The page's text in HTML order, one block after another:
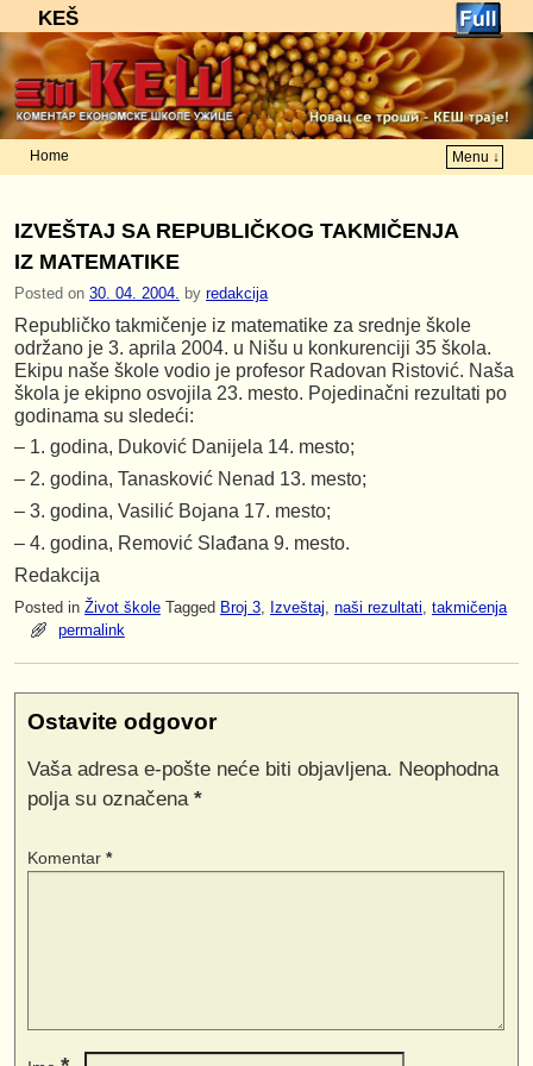
KEŠ
Home
Menu ↓
IZVEŠTAJ SA REPUBLIČKOG TAKMIČENJA
IZ MATEMATIKE
Posted on 30. 04. 2004. by redakcija
Republičko takmičenje iz matematike za srednje škole
održano je 3. aprila 2004. u Nišu u konkurenciji 35 škola.
Ekipu naše škole vodio je profesor Radovan Ristović. Naša
škola je ekipno osvojila 23. mesto. Pojedinačni rezultati po
godinama su sledeći:
– 1. godina, Duković Danijela 14. mesto;
– 2. godina, Tanasković Nenad 13. mesto;
– 3. godina, Vasilić Bojana 17. mesto;
– 4. godina, Remović Slađana 9. mesto.
Redakcija
Posted in Život škole Tagged Broj 3, Izveštaj, naši rezultati, takmičenja
permalink
Ostavite odgovor
Vaša adresa e-pošte neće biti objavljena. Neophodna
polja su označena *
Komentar *